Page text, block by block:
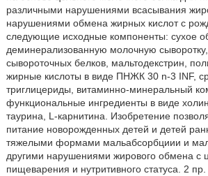
различными нарушениями всасывания
нарушениями обмена жирных кислот с
следующие исходные компоненты: сухое
деминерализованную молочную
сывороточных белков, мальтодекстрин,
жирные кислоты в виде ПНЖК 30 n-3 INF,
триглицериды, витаминно-минеральный
функциональные ингредиенты в виде
таурина, L-карнитина. Изобретение
питание новорожденных детей и детей
тяжелыми формами мальабсорбциии и
другими нарушениями жирового обмена с
пищеварения и нутритивного статуса. 2 пр.